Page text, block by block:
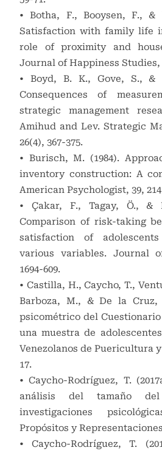
• Botha, F., Booysen, F., &
Satisfaction with family life
role of proximity and
Journal of Happiness Studies,
• Boyd, B. K., Gove, S., &
Consequences of
strategic management
Amihud and Lev. Strategic
26(4), 367-375.
• Burisch, M. (1984).
inventory construction: A
American Psychologist, 39,
• Çakar, F., Tagay, Ö., &
Comparison of risk-taking
satisfaction of
various variables. Journal
1694-609.
• Castilla, H., Caycho, T.,
Barboza, M., & De la Cruz,
psicométrico del
una muestra de
Venezolanos de Puericultura
17.
• Caycho-Rodríguez, T.
análisis del tamaño
investigaciones
Propósitos y
• Caycho-Rodríguez, T.